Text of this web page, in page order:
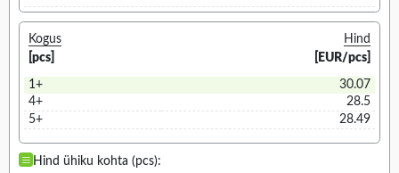
Kogus
[pcs]
Hind
[EUR/pcs]
1+
30.07
4+
28.5
5+
28.49
Hind ühiku kohta (pcs):